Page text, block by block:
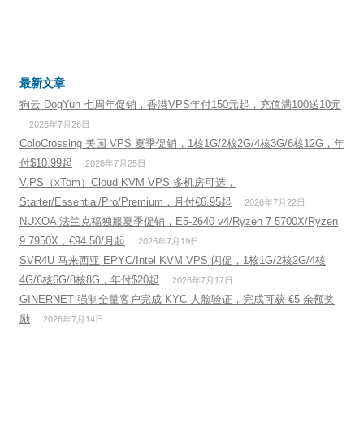
最新文章
狗云 DogYun 七周年促销，香港VPS年付150元起，充值满100送10元
2026年7月26日
ColoCrossing 美国 VPS 夏季促销，1核1G/2核2G/4核3G/6核12G，年
付$10.99起
2026年7月25日
V.PS（xTom）Cloud KVM VPS 多机房可选，
Starter/Essential/Pro/Premium，月付€6.95起
2026年7月22日
NUXOA 法兰克福独服夏季促销，E5-2640 v4/Ryzen 7 5700X/Ryzen
9 7950X，€94.50/月起
2026年7月19日
SVR4U 马来西亚 EPYC/Intel KVM VPS 闪促，1核1G/2核2G/4核
4G/6核6G/8核8G，年付$20起
2026年7月17日
GINERNET 强制全量客户完成 KYC 人脸验证，完成可获 €5 余额奖
励
2026年7月14日